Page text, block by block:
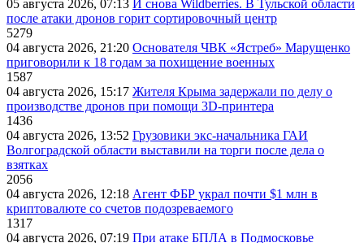
05 августа 2026, 07:13 И снова Wildberries. В Тульской области
после атаки дронов горит сортировочный центр
5279
04 августа 2026, 21:20 Основателя ЧВК «Ястреб» Марущенко
приговорили к 18 годам за похищение военных
1587
04 августа 2026, 15:17 Жителя Крыма задержали по делу о
производстве дронов при помощи 3D‑принтера
1436
04 августа 2026, 13:52 Грузовики экс-начальника ГАИ
Волгоградской области выставили на торги после дела о
взятках
2056
04 августа 2026, 12:18 Агент ФБР украл почти $1 млн в
криптовалюте со счетов подозреваемого
1317
04 августа 2026, 07:19 При атаке БПЛА в Подмосковье